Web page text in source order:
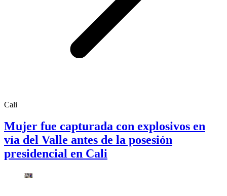
Cali
Mujer fue capturada con explosivos en
vía del Valle antes de la posesión
presidencial en Cali